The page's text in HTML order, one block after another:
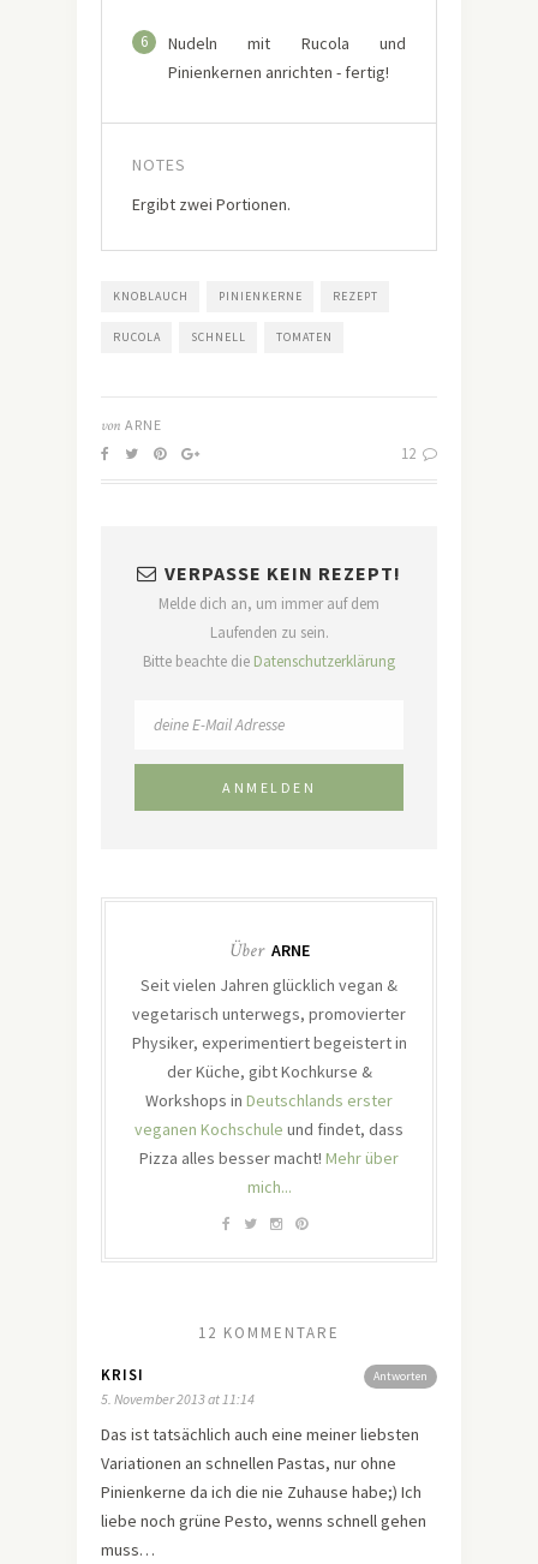
6
Nudeln mit Rucola und
Pinienkernen anrichten - fertig!
NOTES
Ergibt zwei Portionen.
KNOBLAUCH PINIENKERNE REZEPT
RUCOLA SCHNELL TOMATEN
von ARNE
12
VERPASSE KEIN REZEPT!
Melde dich an, um immer auf dem
Laufenden zu sein.
Bitte beachte die Datenschutzerklärung
Über ARNE
Seit vielen Jahren glücklich vegan &
vegetarisch unterwegs, promovierter
Physiker, experimentiert begeistert in
der Küche, gibt Kochkurse &
Workshops in Deutschlands erster
veganen Kochschule und findet, dass
Pizza alles besser macht! Mehr über
mich...
12 KOMMENTARE
Antworten
KRISI
5. November 2013 at 11:14
Das ist tatsächlich auch eine meiner liebsten
Variationen an schnellen Pastas, nur ohne
Pinienkerne da ich die nie Zuhause habe;) Ich
liebe noch grüne Pesto, wenns schnell gehen
muss…